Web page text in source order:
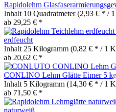
Rapidolehm
Inhalt 10 Quadratmeter(2,93 € * / 1
ab 29,25 € *
erdfeucht
Inhalt25 Kilogramm (0,82 € * / 1
ab 20,62 € *
CONLINO Lehm Glätte Eimer 5
Inhalt 5 Kilogramm (14,30 € * / 1
ab 71,50 € *